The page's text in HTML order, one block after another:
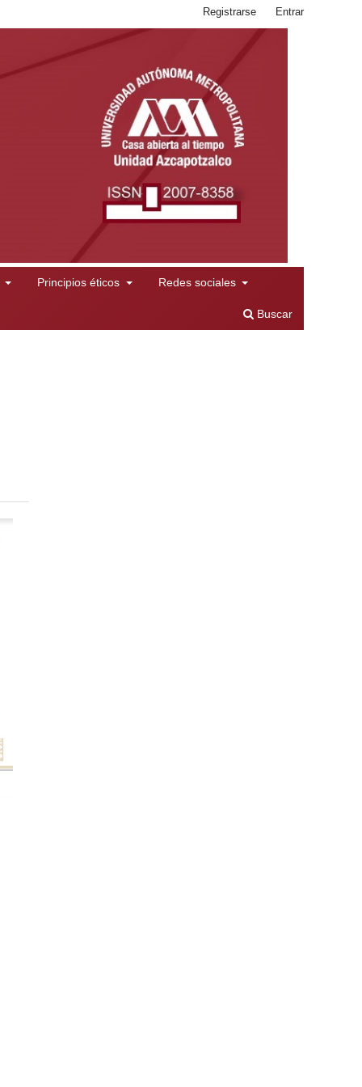
Principios éticos Redes sociales
Buscar
Registrarse Entrar